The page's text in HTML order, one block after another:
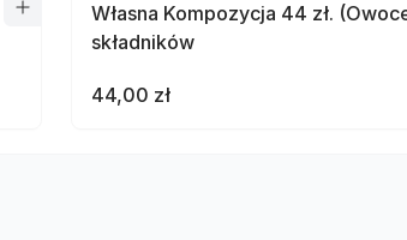
Własna Kompozycja 44 zł.
składników
44,00 zł